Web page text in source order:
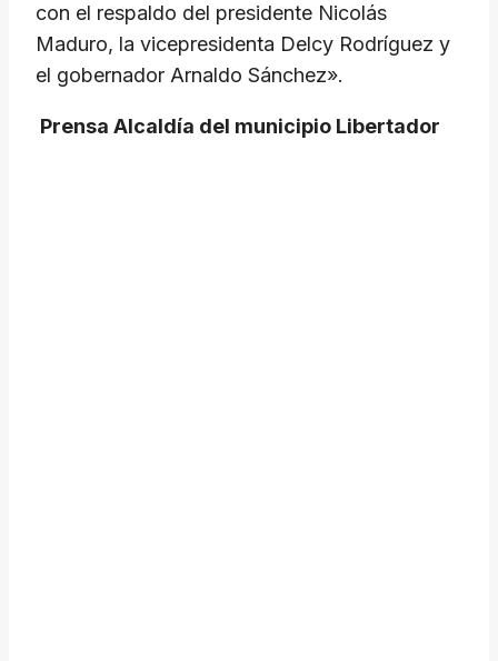
con el respaldo del presidente Nicolás
Maduro, la vicepresidenta Delcy Rodríguez y
el gobernador Arnaldo Sánchez».
Prensa Alcaldía del municipio Libertador